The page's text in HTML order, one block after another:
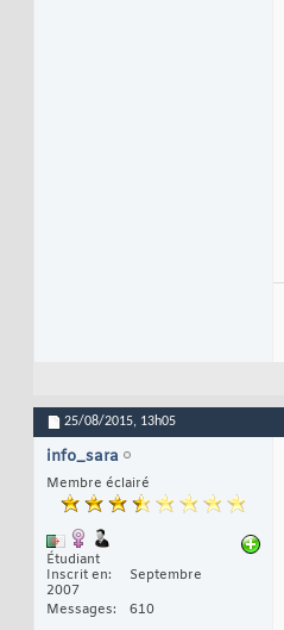
25/08/2015, 13h05
info_sara
Membre éclairé
Étudiant
Inscrit en
Septembre
2007
Messages
610